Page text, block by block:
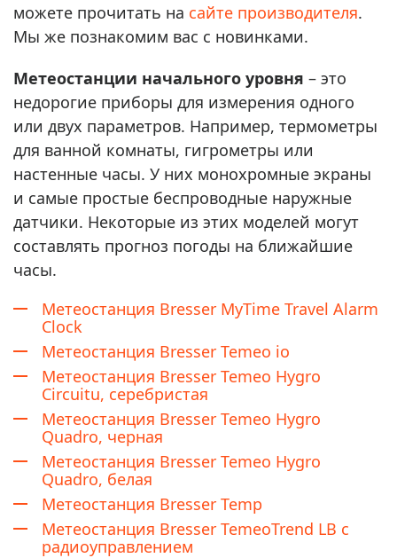
можете прочитать на сайте производителя.
Мы же познакомим вас с новинками.
Метеостанции начального уровня – это
недорогие приборы для измерения одного
или двух параметров. Например, термометры
для ванной комнаты, гигрометры или
настенные часы. У них монохромные экраны
и самые простые беспроводные наружные
датчики. Некоторые из этих моделей могут
составлять прогноз погоды на ближайшие
часы.
Метеостанция Bresser MyTime Travel Alarm
Clock
Метеостанция Bresser Temeo io
Метеостанция Bresser Temeo Hygro
Circuitu, серебристая
Метеостанция Bresser Temeo Hygro
Quadro, черная
Метеостанция Bresser Temeo Hygro
Quadro, белая
Метеостанция Bresser Temp
Метеостанция Bresser TemeoTrend LB с
радиоуправлением